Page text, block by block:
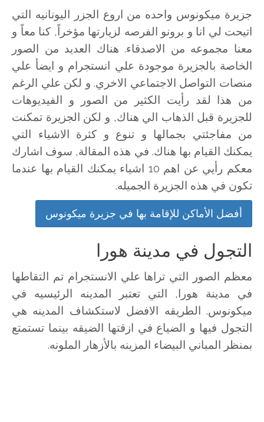
جزيرة ميكونوس واحده من اروع الجزر اليونانيه التي
اتيحت لي انا و برونو الفرصه لزيارتها مؤخراً, كنا معاً و
معنا مجموعه من الاصدقاء. هناك العديد من الصور
الخاصة بالجزيرة موجودة علي انستجرام و ايضأ علي
منصات التواصل الاجتماعي الاخري. و لكن علي الرغم
من هذا لقد رأيت الكثير من الصور و الفيديوهات
للجزيرة قبل الذهاب الي هناك, و لكن الجزيرة تمكنت
من مفاجئتي بجمالها و تنوع و كثرة الاشياء التي
يمكنك القيام بها هناك. في هذه المقالة, سوف اشارك
معكم رأيي عن اهم 10 اشياء يمكنك القيام بها عندما
تكون في هذه الجزيرة الجميله.
أفضل الأماكن للإقامة بها في جزيرة ميكونوس
التجول في مدينة هورا
معظم الصور التي تراها علي الانستجرام تم التقاطها
في مدينة هورا, التي تعتبر المدينه الرئيسيه في
ميكونوس. الطريقه الافضل لاستكشاف المدينه هي
التجول فيها و الضياع في ازقتها الضيقه بينما تستمتع
بمنظر المباني البيضاء المزينه بالأزهار الملونه.